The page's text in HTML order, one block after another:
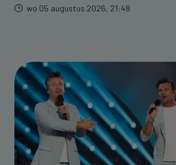
wo 05 augustus 2026, 21:48